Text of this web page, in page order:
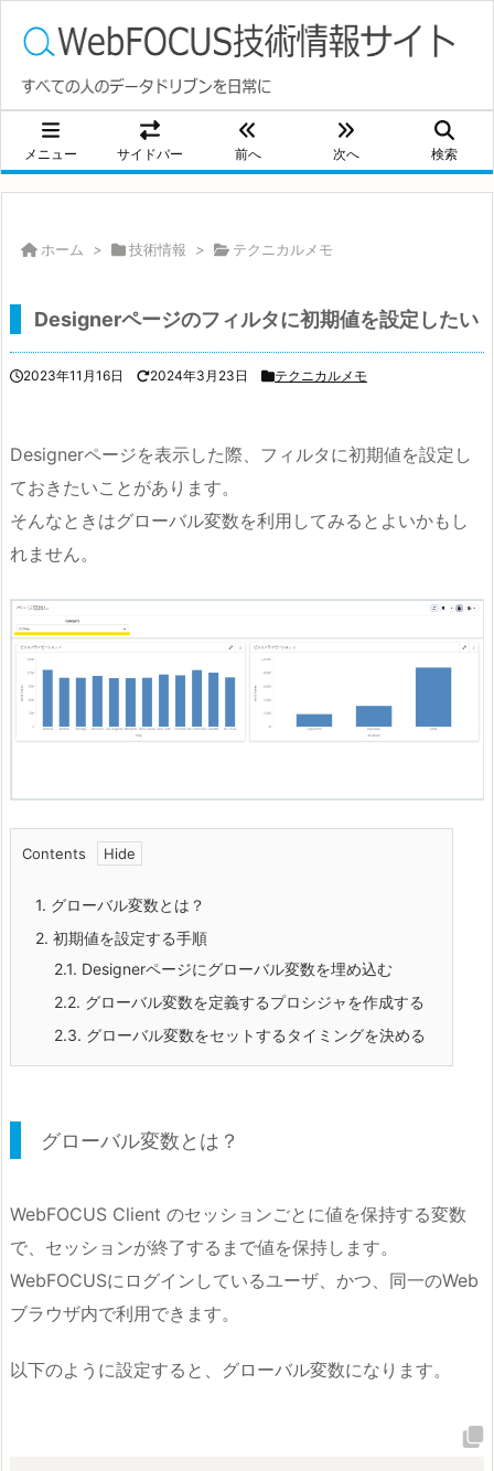
メニュー サイドバー 前へ 次へ 検索
ホーム > 技術情報 > テクニカルメモ
Designerページのフィルタに初期値を設定したい
2023年11月16日 2024年3月23日 テクニカルメモ
Designerページを表示した際、フィルタに初期値を設定し
ておきたいことがあります。
そんなときはグローバル変数を利用してみるとよいかもし
れません。
Contents
1. グローバル変数とは？
2. 初期値を設定する手順
2.1. Designerページにグローバル変数を埋め込む
2.2. グローバル変数を定義するプロシジャを作成する
2.3. グローバル変数をセットするタイミングを決める
グローバル変数とは？
WebFOCUS Client のセッションごとに値を保持する変数
で、セッションが終了するまで値を保持します。
WebFOCUSにログインしているユーザ、かつ、同一のWeb
ブラウザ内で利用できます。
以下のように設定すると、グローバル変数になります。